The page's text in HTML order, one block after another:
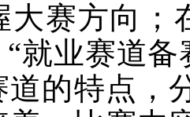
大赛方向；
“就业赛道备
道的特点，